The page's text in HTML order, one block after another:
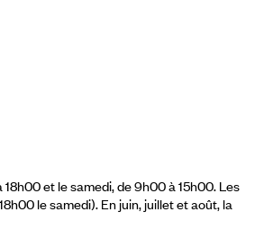
et le samedi, de 9h00 à 15h00. Les
le samedi). En juin, juillet et août, la